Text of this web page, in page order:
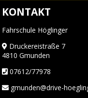
KONTAKT
Fahrschule Höglinger
Druckereistraße 7
4810 Gmunden
07612/77978
gmunden@drive-